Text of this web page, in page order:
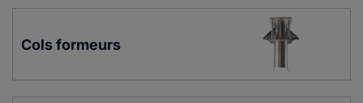
Cols formeurs